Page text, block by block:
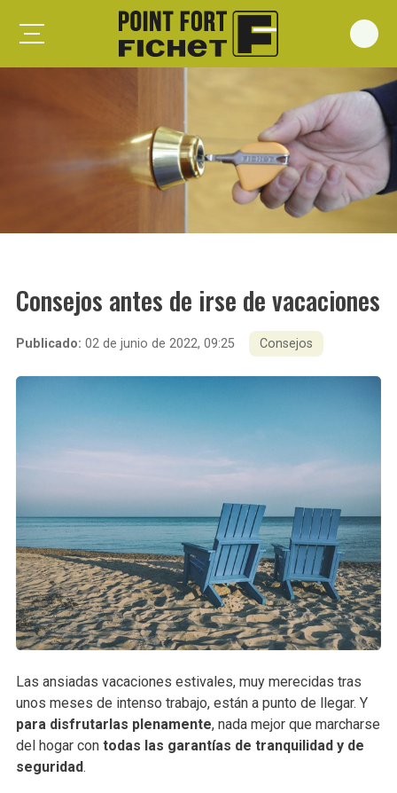
Foxeo HiS
Forges G375
Spheris Xp
Forstyl
Consejos antes de irse de vacaciones
Publicado: 02 de junio de 2022, 09:25 Consejos
Las ansiadas vacaciones estivales, muy merecidas tras
unos meses de intenso trabajo, están a punto de llegar. Y
para disfrutarlas plenamente, nada mejor que marcharse
del hogar con todas las garantías de tranquilidad y de
seguridad.